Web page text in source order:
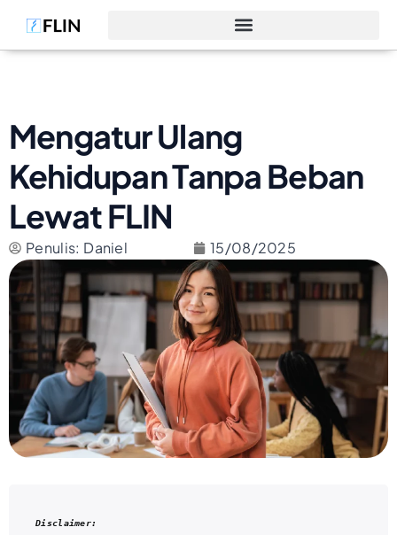
Mengatur Ulang
Kehidupan Tanpa Beban
Lewat FLIN
Penulis: Daniel 15/08/2025
Disclaimer: